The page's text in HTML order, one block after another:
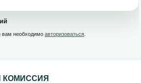
вам необходимо авторизоваться
КОМИССИЯ